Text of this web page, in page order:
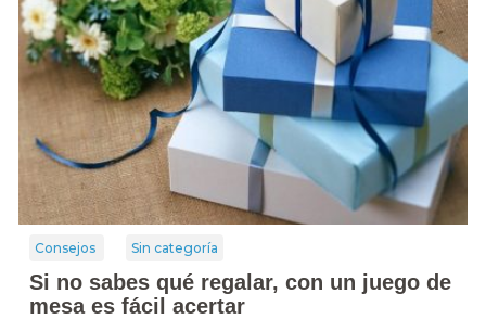
Consejos Sin categoría
Si no sabes qué regalar, con un juego de
mesa es fácil acertar